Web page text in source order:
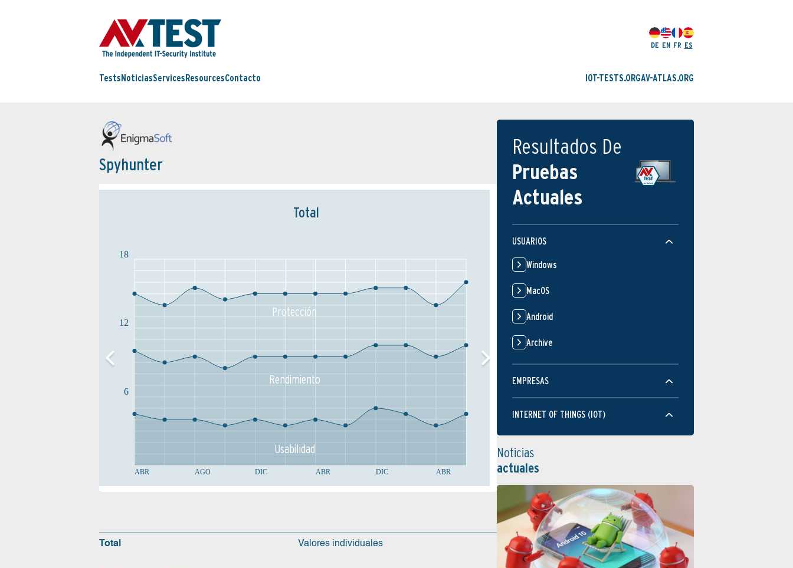
DE EN FR ES
Tests NoticiasServices ResourcesContacto IOT-TESTS.ORGAV-ATLAS.ORG
Spyhunter
Total
ABR AGO DIC ABR DIC ABR
6
12
18
Protección
Rendimiento
Usabilidad
ABR AGO
Total Valores individuales
Resultados De
Pruebas
Actuales
USUARIOS
Windows
MacOS
Android
Archive
EMPRESAS
INTERNET OF THINGS (IOT)
Noticias
actuales